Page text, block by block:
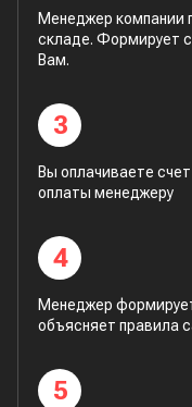
Менеджер компании
складе. Формирует
Вам.
3
Вы оплачиваете
оплаты менеджеру
4
Менеджер
объясняет правила
5